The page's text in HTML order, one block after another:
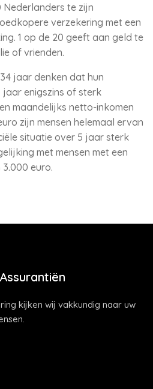
Nederlanders te zijn
verzekering met een
1 op de 20 geeft aan geld te
of vrienden.
jaar denken dat hun
enigszins of sterk
maandelijks netto-inkomen
zijn mensen helemaal ervan
situatie over 5 jaar sterk
met mensen met een
3.000 euro.
kijken wij vakkundig naar uw